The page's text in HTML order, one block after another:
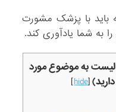
باید با پزشک مشورت
به شما یادآوری کند.
لیست به موضوع مورد
[
hide
]